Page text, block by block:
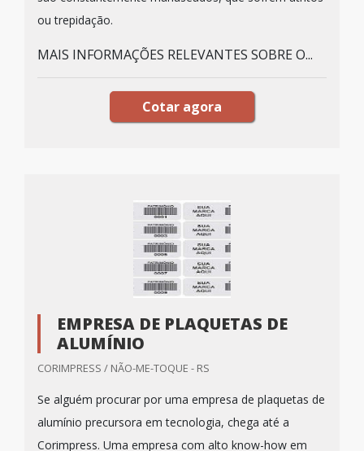
ou trepidação.
MAIS INFORMAÇÕES RELEVANTES SOBRE O...
Cotar agora
EMPRESA DE PLAQUETAS DE
ALUMÍNIO
CORIMPRESS / NÃO-ME-TOQUE - RS
Se alguém procurar por uma empresa de plaquetas de
alumínio precursora em tecnologia, chega até a
Corimpress. Uma empresa com alto know-how em